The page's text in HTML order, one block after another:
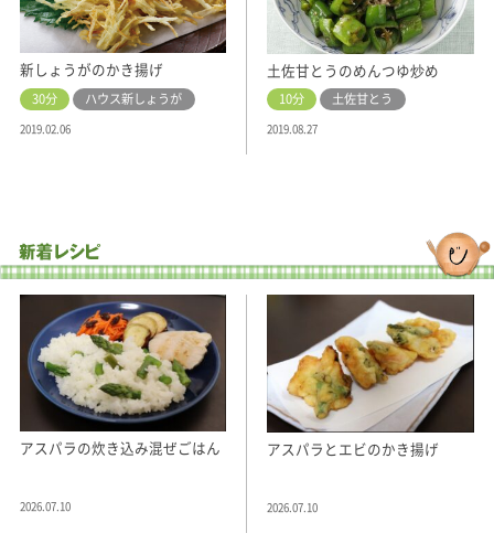
新しょうがのかき揚げ
30分 ハウス新しょうが
2019.02.06
土佐甘とうのめんつゆ炒め
10分 土佐甘とう
2019.08.27
アスパラの炊き込み混ぜごはん
2026.07.10
アスパラとエビのかき揚げ
2026.07.10